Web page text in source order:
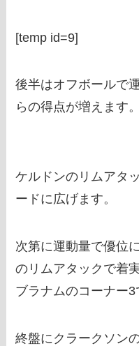
[temp id=9]
後半はオフボールで
らの得点が増えます
ケルドンのリムアタ
ードに広げます。
次第に運動量で優位
のリムアタックで着
ブラナムのコーナー3
終盤にクラークソン